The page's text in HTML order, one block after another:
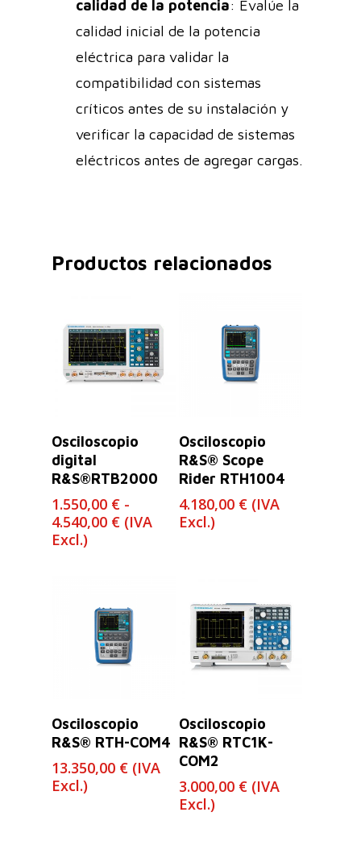
calidad de la potencia: Evalúe la
calidad inicial de la potencia
eléctrica para validar la
compatibilidad con sistemas
críticos antes de su instalación y
verificar la capacidad de sistemas
eléctricos antes de agregar cargas.
Productos relacionados
Seleccionar
Opciones
Osciloscopio
digital
R&S®RTB2000
1.550,00 € -
4.540,00 €Rango
hasta
4.540,00 €
(IVA
Excl.)
Osciloscopio
R&S® Scope
Rider RTH1004
4.180,00 € (IVA
Excl.)
Leer Más
Osciloscopio
R&S® RTH-COM4
13.350,00 € (IVA
Excl.)
Leer Más
Osciloscopio
R&S® RTC1K-
COM2
3.000,00 € (IVA
Excl.)